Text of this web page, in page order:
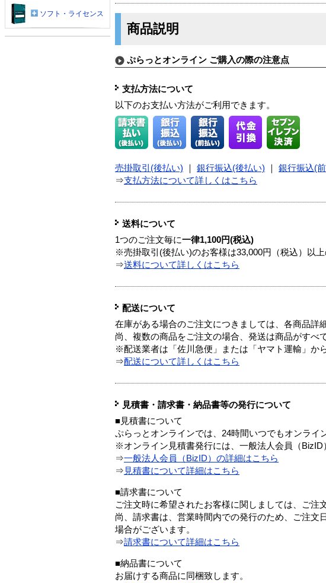
商品説明
ぷらっとオンライン ご購入の際の注意点
支払方法について
以下のお支払い方法がご利用できます。
売掛取引(後払い) 銀行振込(後払い) 銀行振込(
⇒支払方法について詳しくはこちら
送料について
1つのご注文毎に一律1,100円(税込)
※売掛取引(後払い)のお客様は33,000円（税込）以上
⇒送料について詳しくはこちら
配送について
在庫がある場合のご注文につきましては、各商品詳
尚、複数の商品をご注文の場合、発送は商品がすべ
※配送業者は「佐川急便」または「ヤマト運輸」か
⇒配送について詳しくはこちら
見積書・請求書・納品書等の発行について
■見積書について
ぷらっとオンラインでは、24時間いつでもオンライ
※オンライン見積書発行には、一般法人会員（BizID
⇒一般法人会員（BizID）の詳細はこちら
⇒ 見積書について詳細はこちら
■請求書について
ご注文時に希望されたお客様に関しましては、ご注
尚、請求書は、営業時間内での発行のため、ご注文
場合がございます。
⇒請求書について詳細はこちら
■納品書について
お届けする商品に同梱致します。
ソフト・ライセンス